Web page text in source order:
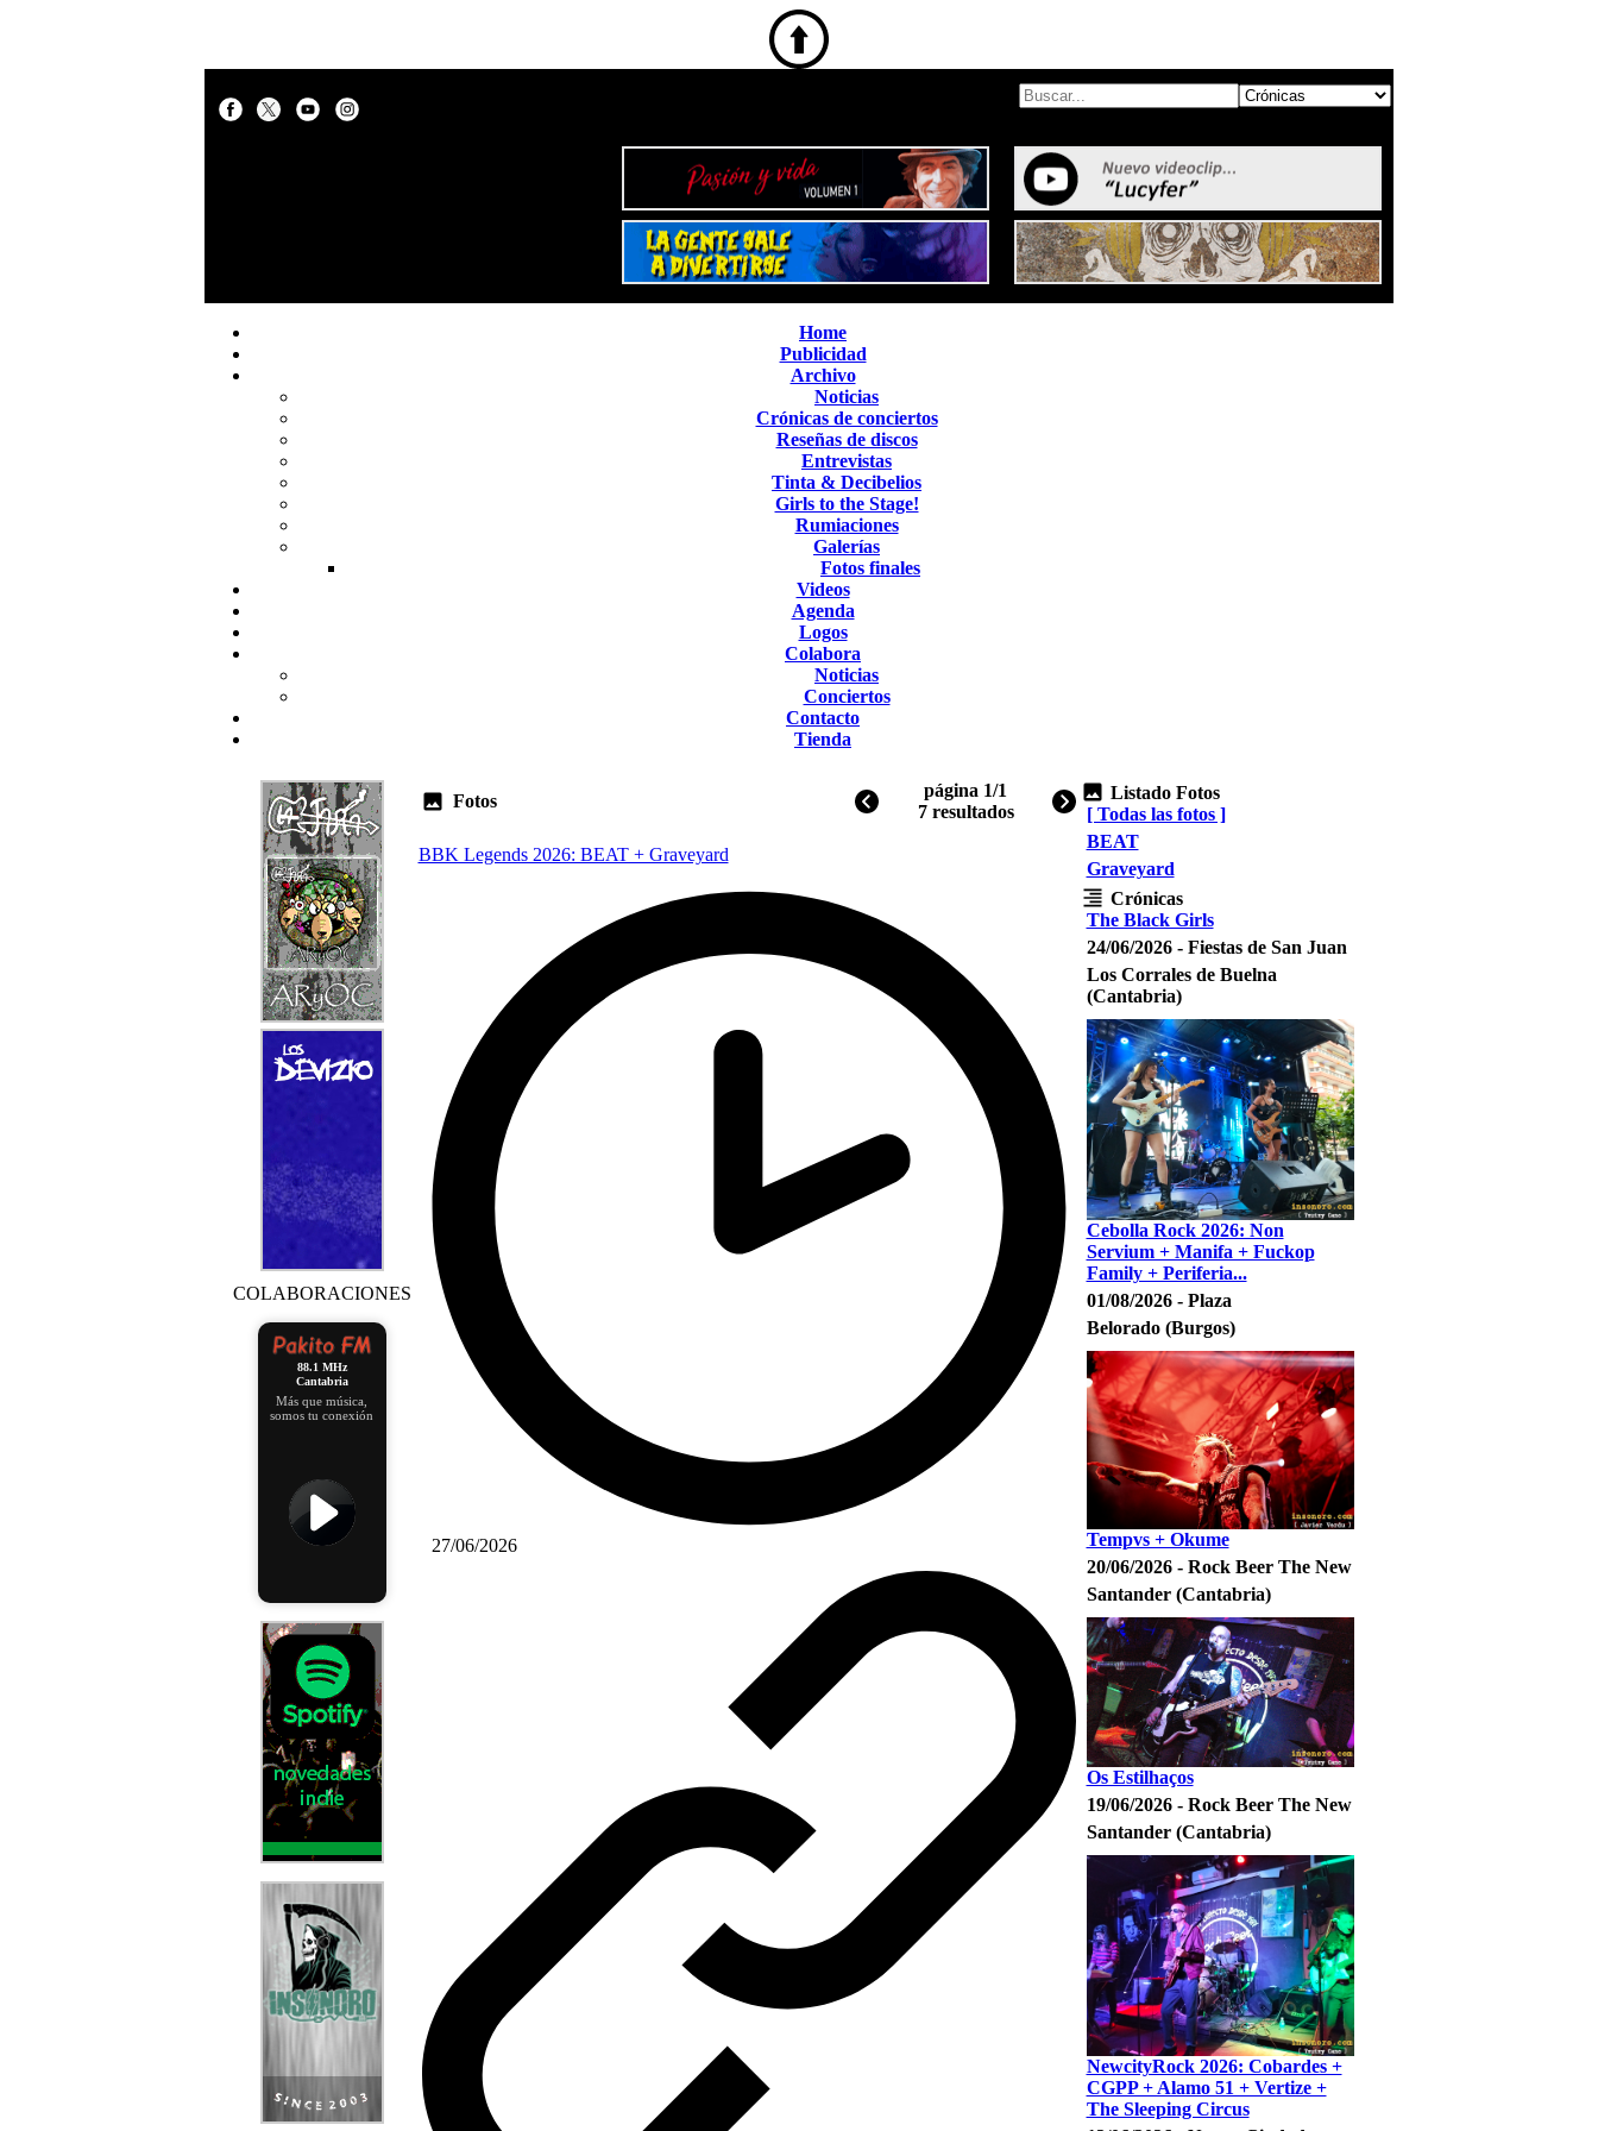
Home
Publicidad
Archivo
Noticias
Crónicas de conciertos
Reseñas de discos
Entrevistas
Tinta & Decibelios
Girls to the Stage!
Rumiaciones
Galerías
Fotos finales
Videos
Agenda
Logos
Colabora
Noticias
Conciertos
Contacto
Tienda
COLABORACIONES
88.1 MHz
Cantabria
Más que música,
somos tu conexión
Fotos
página 1/1
7 resultados
BBK Legends 2026: BEAT + Graveyard
27/06/2026
Listado Fotos
[ Todas las fotos ]
BEAT
Graveyard
Crónicas
The Black Girls
24/06/2026 - Fiestas de San Juan
Los Corrales de Buelna
(Cantabria)
Cebolla Rock 2026: Non
Servium + Manifa + Fuckop
Family + Periferia...
01/08/2026 - Plaza
Belorado (Burgos)
Tempvs + Okume
20/06/2026 - Rock Beer The New
Santander (Cantabria)
Os Estilhaços
19/06/2026 - Rock Beer The New
Santander (Cantabria)
NewcityRock 2026: Cobardes +
CGPP + Alamo 51 + Vertize +
The Sleeping Circus